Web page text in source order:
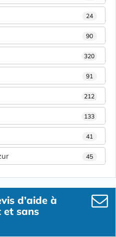
24
90
320
91
212
133
41
45
d’aide à
et sans